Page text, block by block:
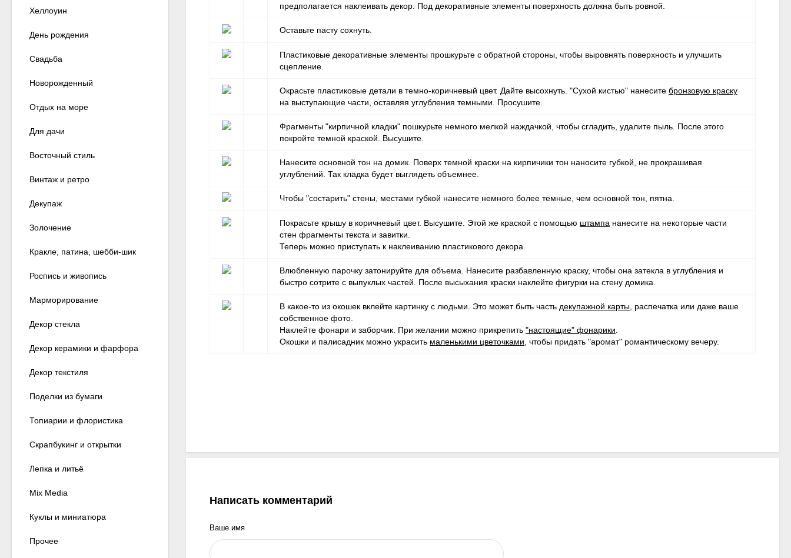
предполагается наклеивать декор. Под декоративные элементы поверхность должна быть ровной.
Оставьте пасту сохнуть.
Пластиковые декоративные элементы прошкурьте с обратной стороны, чтобы выровнять поверхность и улучшить
сцепление.
Окрасьте пластиковые детали в темно-коричневый цвет. Дайте высохнуть. "Сухой кистью" нанесите бронзовую краску
на выступающие части, оставляя углубления темными. Просушите.
Фрагменты "кирпичной кладки" пошкурьте немного мелкой наждачкой, чтобы сгладить, удалите пыль. После этого
покройте темной краской. Высушите.
Нанесите основной тон на домик. Поверх темной краски на кирпичики тон наносите губкой, не прокрашивая
углублений. Так кладка будет выглядеть объемнее.
Чтобы "состарить" стены, местами губкой нанесите немного более темные, чем основной тон, пятна.
Покрасьте крышу в коричневый цвет. Высушите. Этой же краской с помощью штампа нанесите на некоторые части
стен фрагменты текста и завитки.
Теперь можно приступать к наклеиванию пластикового декора.
Влюбленную парочку затонируйте для объема. Нанесите разбавленную краску, чтобы она затекла в углубления и
быстро сотрите с выпуклых частей. После высыхания краски наклейте фигурки на стену домика.
В какое-то из окошек вклейте картинку с людьми. Это может быть часть декупажной карты , распечатка или даже ваше
собственное фото.
Наклейте фонари и заборчик. При желании можно прикрепить "настоящие" фонарики
Окошки и палисадник можно украсить маленькими цветочками , чтобы придать "аромат" романтическому вечеру.
Написать комментарий
Ваше имя
Хеллоуин
День рождения
Свадьба
Новорожденный
Отдых на море
Для дачи
Восточный стиль
Винтаж и ретро
Декупаж
Золочение
Кракле, патина, шебби-шик
Роспись и живопись
Марморирование
Декор стекла
Декор керамики и фарфора
Декор текстиля
Поделки из бумаги
Топиарии и флористика
Скрапбукинг и открытки
Лепка и литьё
Mix Media
Куклы и миниатюра
Прочее